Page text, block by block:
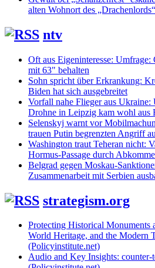
alten Wohnort des „Drachenlords“
ntv
Oft aus Eigeninteresse:
mit 63" behalten
Sohn spricht über Erkrankung:
Biden hat sich ausgebreitet
Vorfall nahe Flieger aus
Drohne in Leipzig kam wohl aus
Selenskyj warnt vor
trauen Putin begrenzten Angriff
Washington traut Teheran nicht:
Hormus-Passage durch
Belgrad gegen Moskau-
Zusammenarbeit mit Serbien
strategism.org
Protecting Historical Monuments
World Heritage, and the Modern
(Policyinstitute.net)
Audio and Key Insights: